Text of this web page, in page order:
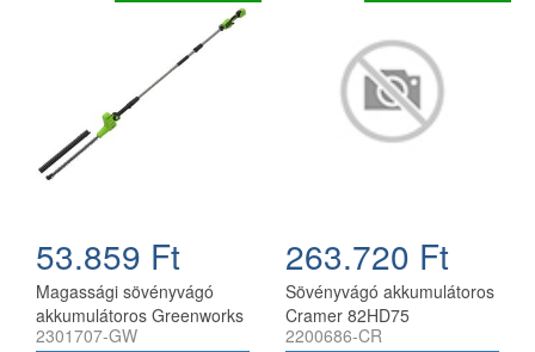
53.859 Ft
Magassági sövényvágó
akkumulátoros Greenworks
PH24B01-01 akku és töltő
2301707-GW
263.720 Ft
Sövényvágó akkumulátoros
Cramer 82HD75
2200686-CR